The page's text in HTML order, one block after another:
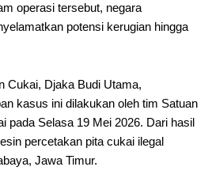
operasi tersebut, negara
potensi kerugian hingga
Cukai, Djaka Budi Utama,
kasus ini dilakukan oleh tim Satuan
pada Selasa 19 Mei 2026. Dari hasil
percetakan pita cukai ilegal
Jawa Timur.